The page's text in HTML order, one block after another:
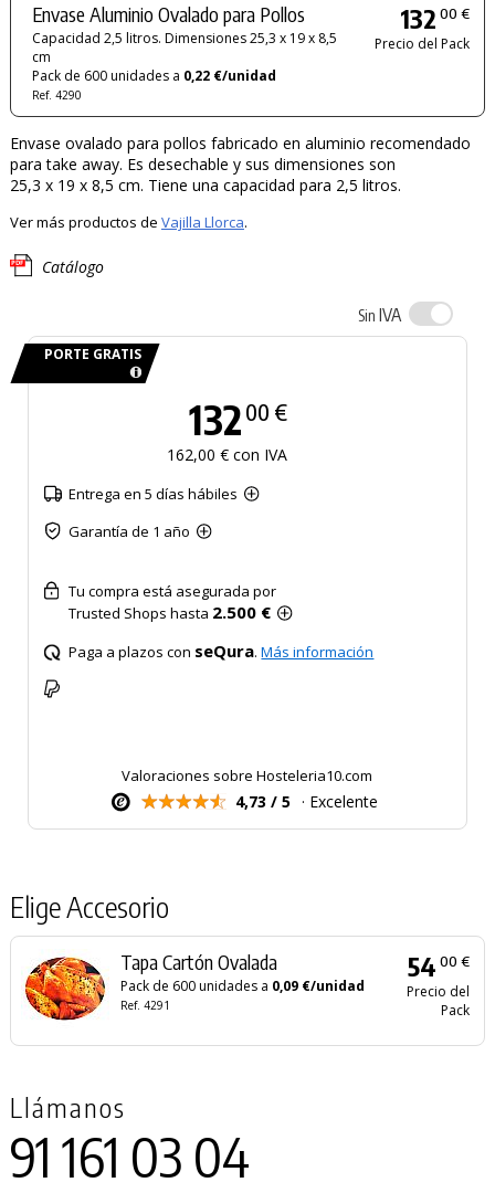
Envase Aluminio Ovalado para Pollos
Capacidad 2,5 litros. Dimensiones 25,3 x 19 x 8,5
cm
Pack de 600 unidades a 0,22 €/unidad
Ref. 4290
132 00 €
Precio del Pack
Envase ovalado para pollos fabricado en aluminio recomendado
para take away. Es desechable y sus dimensiones son
25,3 x 19 x 8,5 cm. Tiene una capacidad para 2,5 litros.
Ver más productos de Vajilla Llorca.
Catálogo
Sin IVA
PORTE GRATIS
132 00 €
162,00 € con IVA
Entrega en 5 días hábiles
Garantía de 1 año
Tu compra está asegurada por
Trusted Shops hasta 2.500 €
Paga a plazos con seQura.Más información
Valoraciones sobre Hosteleria10.com
4,73 / 5 · Excelente
Elige Accesorio
Tapa Cartón Ovalada
Pack de 600 unidades a 0,09 €/unidad
Ref. 4291
54 00 €
Precio del
Pack
Llámanos
91 161 03 04